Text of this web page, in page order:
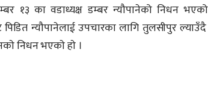
१३ का वडाध्यक्ष डम्बर न्यौपानेको निधन
न्यौपानेलाई उपचारका लागि तुलसीपुर ल्याउँदै
निधन भएकाे हाे ।